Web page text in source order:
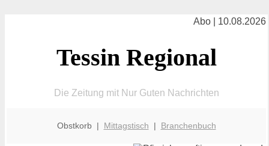
Abo | 10.08.2026
Tessin Regional
Die Zeitung mit Nur Guten Nachrichten
Obstkorb | Mittagstisch | Branchenbuch